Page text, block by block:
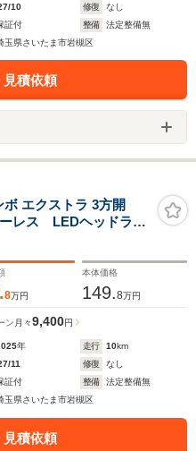
10 修復
なし
証付 整備
法定整備無
玉県さいたま市岩槻区
積依頼
エクストラ 3方開
レス LEDヘッドライ
業灯 電動格納リモ
ーン ドアポケット
シート
8万円
本体価格
149.8万円
ン 月々9,400円
年 走行 10km
11 修復
なし
証付 整備
法定整備無
玉県さいたま市岩槻区
積依頼